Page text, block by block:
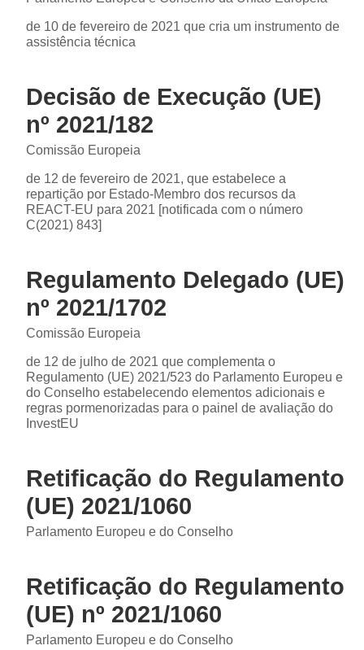
de 10 de fevereiro de 2021 que cria um instrumento de
assistência técnica
Decisão de Execução (UE)
nº 2021/182
Comissão Europeia
de 12 de fevereiro de 2021, que estabelece a
repartição por Estado-Membro dos recursos da
REACT-EU para 2021 [notificada com o número
C(2021) 843]
Regulamento Delegado (UE)
nº 2021/1702
Comissão Europeia
de 12 de julho de 2021 que complementa o
Regulamento (UE) 2021/523 do Parlamento Europeu e
do Conselho estabelecendo elementos adicionais e
regras pormenorizadas para o painel de avaliação do
InvestEU
Retificação do Regulamento
(UE) 2021/1060
Parlamento Europeu e do Conselho
Retificação do Regulamento
(UE) nº 2021/1060
Parlamento Europeu e do Conselho